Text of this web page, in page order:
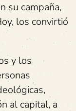
su campaña,
los convirtió
y los
al capital, a